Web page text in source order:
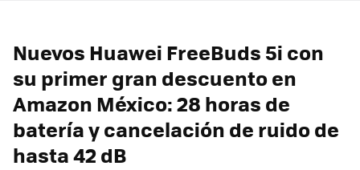
Nuevos Huawei FreeBuds 5i con
su primer gran descuento en
Amazon México: 28 horas de
batería y cancelación de ruido de
hasta 42 dB